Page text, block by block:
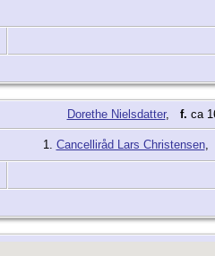
Dorethe Nielsdatter, f. ca
1. Cancelliråd Lars Christensen,